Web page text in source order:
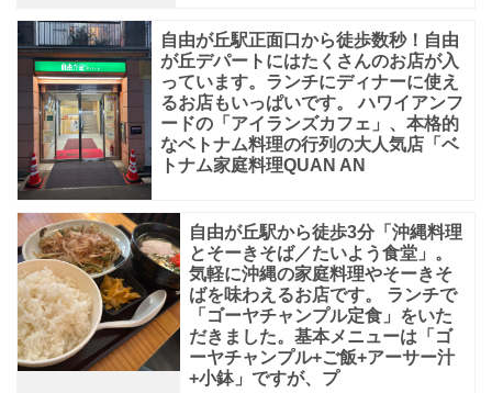
れ
て
自由が丘駅正面口から徒歩数秒！自由
が丘デパートにはたくさんのお店が入
っています。ランチにディナーに使え
るお店もいっぱいです。 ハワイアンフ
ードの「アイランズカフェ」、本格的
なベトナム料理の行列の大人気店「ベ
トナム家庭料理QUAN AN
自由が丘駅から徒歩3分「沖縄料理
とそーきそば／たいよう食堂」。
気軽に沖縄の家庭料理やそーきそ
ばを味わえるお店です。 ランチで
「ゴーヤチャンプル定食」をいた
だきました。基本メニューは「ゴ
ーヤチャンプル+ご飯+アーサー汁
+小鉢」ですが、プ